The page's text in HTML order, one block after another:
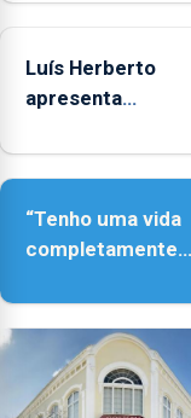
Nossa Senhora
Luís Herberto
apresenta
Paisagem’
“Tenho uma vida
completamente
dedicação, gosto
e muita paixão”